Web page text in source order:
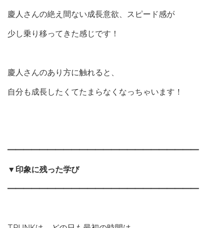
慶人さんの絶え間ない成長意欲、スピード感が
少し乗り移ってきた感じです！
慶人さんのあり方に触れると、
自分も成長したくてたまらなくなっちゃいます！
━━━━━━━━━━━━━━━━━━━━━━━━
▼ 印象に残った学び
━━━━━━━━━━━━━━━━━━━━━━━━